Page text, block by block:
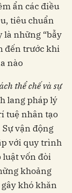
ẩn các điều
tiêu chuẩn
là những “bẫy
đến trước khi
nào
thể chế và sự
lang pháp lý
tuệ nhân tạo
vận động
với quy trình
luật vốn đòi
khoảng
khó khăn